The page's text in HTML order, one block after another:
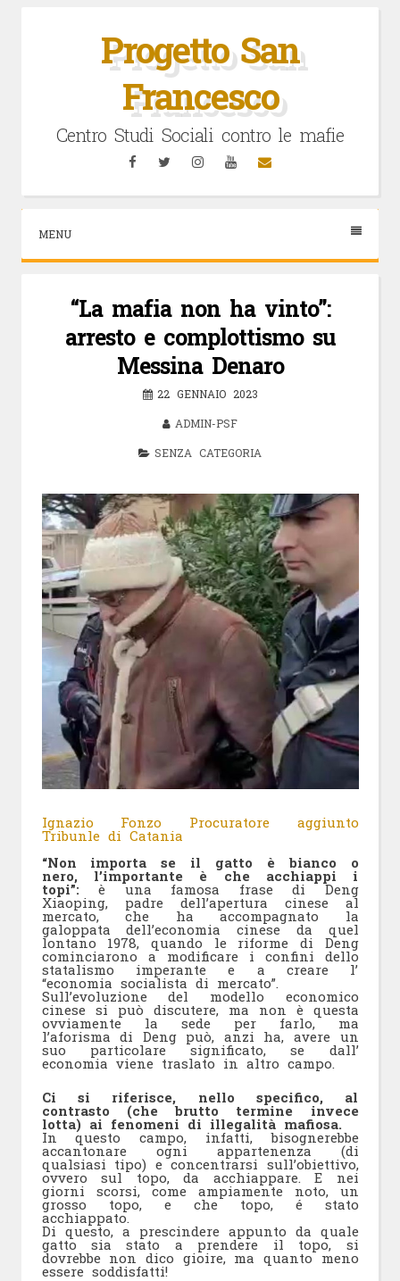
Progetto San
Francesco
Centro Studi Sociali contro le mafie
FacebookTwitterInstagramYouTubeEmail
MENU
“La mafia non ha vinto”:
arresto e complottismo su
Messina Denaro
22 GENNAIO 2023
ADMIN-PSF
SENZA CATEGORIA
Ignazio Fonzo Procuratore aggiunto
Tribunle di Catania
“Non importa se il gatto è bianco o
nero, l’importante è che acchiappi i
topi”:è una famosa frase di Deng
Xiaoping, padre dell’apertura cinese al
mercato, che ha accompagnato la
galoppata dell’economia cinese da quel
lontano 1978, quando le riforme di Deng
cominciarono a modificare i confini dello
statalismo imperante e a creare l’
“economia socialista di mercato”.
Sull’evoluzione del modello economico
cinese si può discutere, ma non è questa
ovviamente la sede per farlo, ma
l’aforisma di Deng può, anzi ha, avere un
suo particolare significato, se dall’
economia viene traslato in altro campo.
Ci si riferisce, nello specifico, al
contrasto (che brutto termine invece
lotta) ai fenomeni di illegalità mafiosa.
In questo campo, infatti, bisognerebbe
accantonare ogni appartenenza (di
qualsiasi tipo) e concentrarsi sull’obiettivo,
ovvero sul topo, da acchiappare. E nei
giorni scorsi, come ampiamente noto, un
grosso topo, e che topo, é stato
acchiappato.
Di questo, a prescindere appunto da quale
gatto sia stato a prendere il topo, si
dovrebbe non dico gioire, ma quanto meno
essere soddisfatti!